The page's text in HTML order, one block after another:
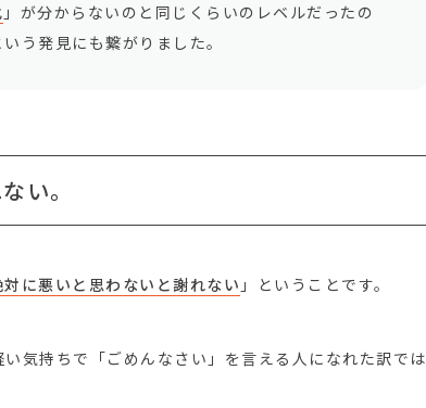
」が分からないのと同じくらいのレベルだったの
う発見にも繋がりました。
い。
対に悪いと思わないと謝れない 」ということです。
気持ちで「ごめんなさい」を言える人になれた訳では